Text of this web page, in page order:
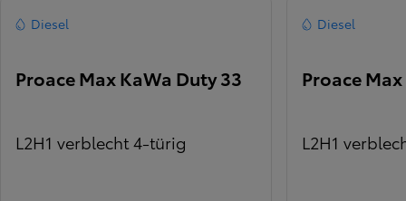
Diesel
Proace Max KaWa Duty 33
L2H1 verblecht 4-türig
Diesel
Proace
L2H1